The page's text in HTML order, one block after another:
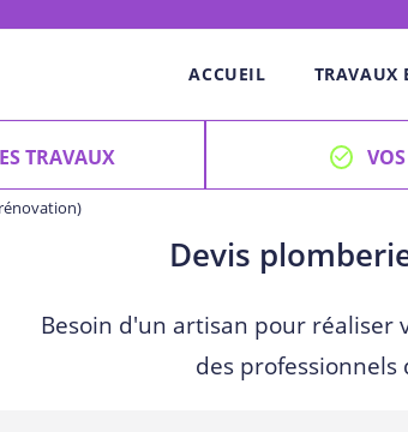
ACCUEIL TRAVAUX
TRAVAUX
Devis
Besoin d'un artisan pour réaliser
des